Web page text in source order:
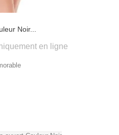
Noir...
en ligne